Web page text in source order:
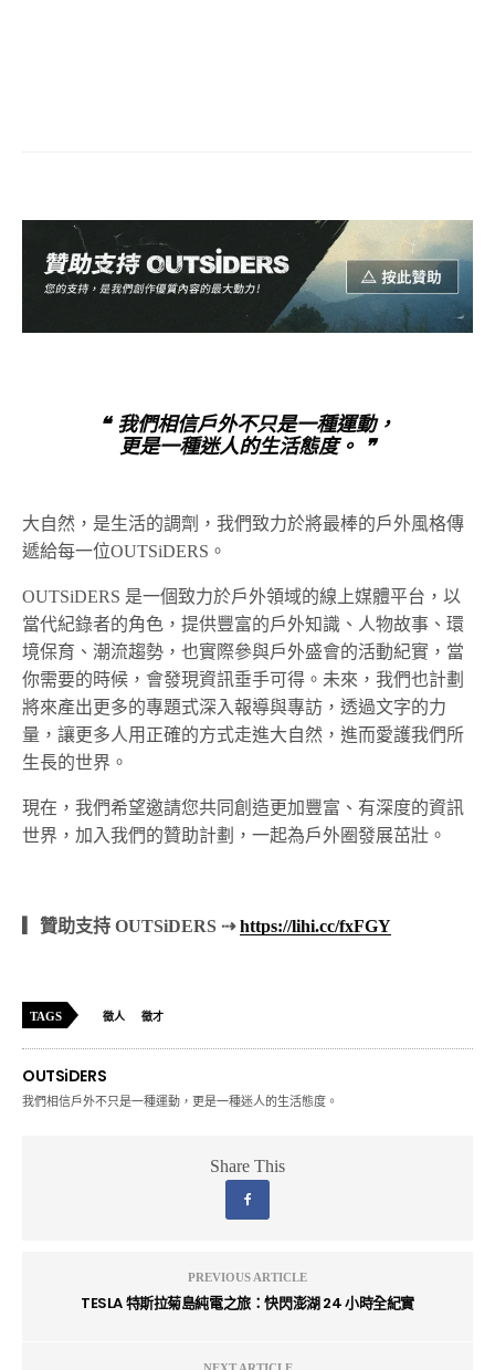
❝ 我們相信戶外不只是一種運動，
更是一種迷人的生活態度。 ❞
大自然，是生活的調劑，我們致力於將最棒的戶外風格傳
遞給每一位OUTSiDERS。
OUTSiDERS 是一個致力於戶外領域的線上媒體平台，以
當代紀錄者的角色，提供豐富的戶外知識、人物故事、環
境保育、潮流趨勢，也實際參與戶外盛會的活動紀實，當
你需要的時候，會發現資訊垂手可得。未來，我們也計劃
將來產出更多的專題式深入報導與專訪，透過文字的力
量，讓更多人用正確的方式走進大自然，進而愛護我們所
生長的世界。
現在，我們希望邀請您共同創造更加豐富、有深度的資訊
世界，加入我們的贊助計劃，一起為戶外圈發展茁壯。
▎贊助支持 OUTSiDERS ⇢https://lihi.cc/fxFGY
TAGS 徵人 徵才
OUTSiDERS
我們相信戶外不只是一種運動，更是一種迷人的生活態度。
Share This
PREVIOUS ARTICLE
TESLA 特斯拉菊島純電之旅：快閃澎湖 24 小時全紀實